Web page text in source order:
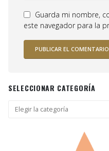
Guarda mi nombre,
este navegador para la
SELECCIONAR CATEGORÍA
Seleccionar
categoría